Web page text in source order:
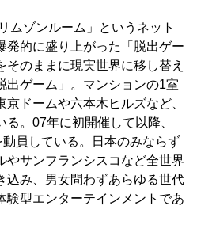
ムゾンルーム」というネット
発的に盛り上がった「脱出ゲー
そのままに現実世界に移し替え
出ゲーム」。マンションの1室
ドームや六本木ヒルズなど、
。07年に初開催して以降、
員している。日本のみならず
やサンフランシスコなど全世界
込み、男女問わずあらゆる世代
験型エンターテインメントであ